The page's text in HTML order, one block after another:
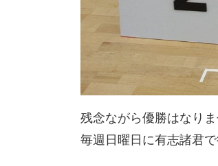
残念ながら優勝はなり
毎週日曜日に有志諸君